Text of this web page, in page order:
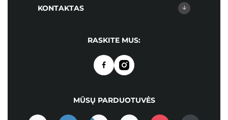
KONTAKTAS
RASKITE MUS:
MŪSŲ PARDUOTUVĖS